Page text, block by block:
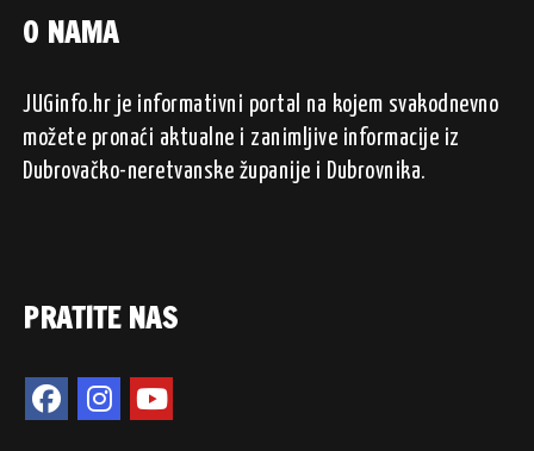
O NAMA
JUGinfo.hr je informativni portal na kojem svakodnevno
možete pronaći aktualne i zanimljive informacije iz
Dubrovačko-neretvanske županije i Dubrovnika.
PRATITE NAS